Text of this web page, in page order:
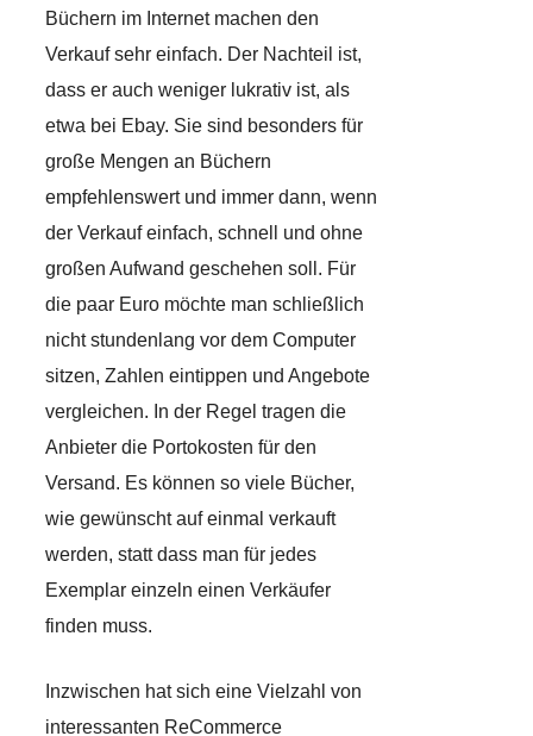
Büchern im Internet machen den
Verkauf sehr einfach. Der Nachteil ist,
dass er auch weniger lukrativ ist, als
etwa bei Ebay. Sie sind besonders für
große Mengen an Büchern
empfehlenswert und immer dann, wenn
der Verkauf einfach, schnell und ohne
großen Aufwand geschehen soll. Für
die paar Euro möchte man schließlich
nicht stundenlang vor dem Computer
sitzen, Zahlen eintippen und Angebote
vergleichen. In der Regel tragen die
Anbieter die Portokosten für den
Versand. Es können so viele Bücher,
wie gewünscht auf einmal verkauft
werden, statt dass man für jedes
Exemplar einzeln einen Verkäufer
finden muss.
Inzwischen hat sich eine Vielzahl von
interessanten ReCommerce